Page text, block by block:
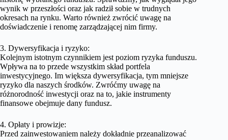
wynik w przeszłości oraz jak radził sobie w trudnych
okresach na rynku. Warto również zwrócić uwagę na
doświadczenie i renomę zarządzającej nim firmy.
3. Dywersyfikacja i ryzyko:
Kolejnym istotnym czynnikiem jest poziom ryzyka funduszu.
Wpływa na to przede wszystkim skład portfela
inwestycyjnego. Im większa dywersyfikacja, tym mniejsze
ryzyko dla naszych środków. Zwróćmy uwagę na
różnorodność inwestycji oraz na to, jakie instrumenty
finansowe obejmuje dany fundusz.
4. Opłaty i prowizje:
Przed zainwestowaniem należy dokładnie przeanalizować